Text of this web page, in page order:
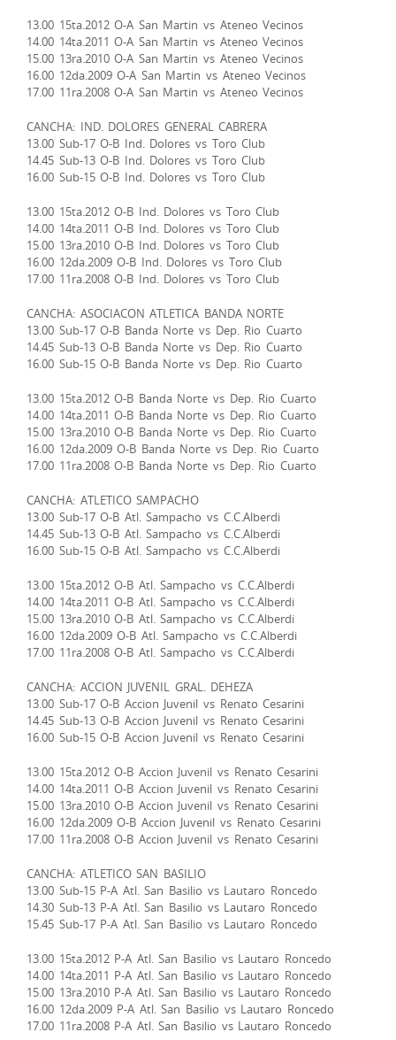
13.00 15ta.2012 O-A San Martin vs Ateneo Vecinos
14.00 14ta.2011 O-A San Martin vs Ateneo Vecinos
15.00 13ra.2010 O-A San Martin vs Ateneo Vecinos
16.00 12da.2009 O-A San Martin vs Ateneo Vecinos
17.00 11ra.2008 O-A San Martin vs Ateneo Vecinos
CANCHA: IND. DOLORES GENERAL CABRERA
13.00 Sub-17 O-B Ind. Dolores vs Toro Club
14.45 Sub-13 O-B Ind. Dolores vs Toro Club
16.00 Sub-15 O-B Ind. Dolores vs Toro Club
13.00 15ta.2012 O-B Ind. Dolores vs Toro Club
14.00 14ta.2011 O-B Ind. Dolores vs Toro Club
15.00 13ra.2010 O-B Ind. Dolores vs Toro Club
16.00 12da.2009 O-B Ind. Dolores vs Toro Club
17.00 11ra.2008 O-B Ind. Dolores vs Toro Club
CANCHA: ASOCIACON ATLETICA BANDA NORTE
13.00 Sub-17 O-B Banda Norte vs Dep. Rio Cuarto
14.45 Sub-13 O-B Banda Norte vs Dep. Rio Cuarto
16.00 Sub-15 O-B Banda Norte vs Dep. Rio Cuarto
13.00 15ta.2012 O-B Banda Norte vs Dep. Rio Cuarto
14.00 14ta.2011 O-B Banda Norte vs Dep. Rio Cuarto
15.00 13ra.2010 O-B Banda Norte vs Dep. Rio Cuarto
16.00 12da.2009 O-B Banda Norte vs Dep. Rio Cuarto
17.00 11ra.2008 O-B Banda Norte vs Dep. Rio Cuarto
CANCHA: ATLETICO SAMPACHO
13.00 Sub-17 O-B Atl. Sampacho vs C.C.Alberdi
14.45 Sub-13 O-B Atl. Sampacho vs C.C.Alberdi
16.00 Sub-15 O-B Atl. Sampacho vs C.C.Alberdi
13.00 15ta.2012 O-B Atl. Sampacho vs C.C.Alberdi
14.00 14ta.2011 O-B Atl. Sampacho vs C.C.Alberdi
15.00 13ra.2010 O-B Atl. Sampacho vs C.C.Alberdi
16.00 12da.2009 O-B Atl. Sampacho vs C.C.Alberdi
17.00 11ra.2008 O-B Atl. Sampacho vs C.C.Alberdi
CANCHA: ACCION JUVENIL GRAL. DEHEZA
13.00 Sub-17 O-B Accion Juvenil vs Renato Cesarini
14.45 Sub-13 O-B Accion Juvenil vs Renato Cesarini
16.00 Sub-15 O-B Accion Juvenil vs Renato Cesarini
13.00 15ta.2012 O-B Accion Juvenil vs Renato Cesarini
14.00 14ta.2011 O-B Accion Juvenil vs Renato Cesarini
15.00 13ra.2010 O-B Accion Juvenil vs Renato Cesarini
16.00 12da.2009 O-B Accion Juvenil vs Renato Cesarini
17.00 11ra.2008 O-B Accion Juvenil vs Renato Cesarini
CANCHA: ATLETICO SAN BASILIO
13.00 Sub-15 P-A Atl. San Basilio vs Lautaro Roncedo
14.30 Sub-13 P-A Atl. San Basilio vs Lautaro Roncedo
15.45 Sub-17 P-A Atl. San Basilio vs Lautaro Roncedo
13.00 15ta.2012 P-A Atl. San Basilio vs Lautaro Roncedo
14.00 14ta.2011 P-A Atl. San Basilio vs Lautaro Roncedo
15.00 13ra.2010 P-A Atl. San Basilio vs Lautaro Roncedo
16.00 12da.2009 P-A Atl. San Basilio vs Lautaro Roncedo
17.00 11ra.2008 P-A Atl. San Basilio vs Lautaro Roncedo